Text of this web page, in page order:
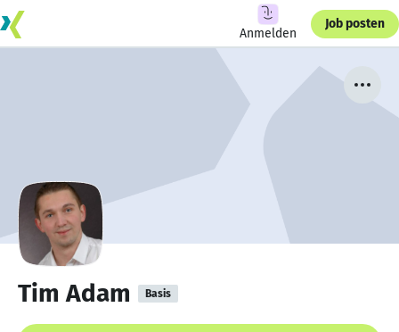
Anmelden
Job posten
Tim Adam Basis